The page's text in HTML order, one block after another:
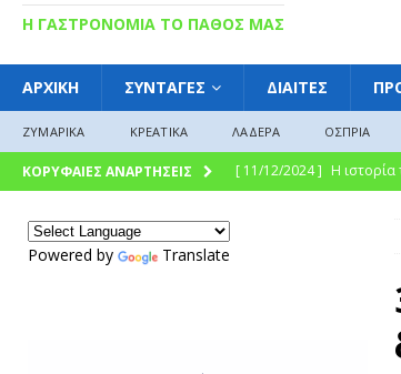
Η ΓΑΣΤΡΟΝΟΜΙΑ ΤΟ ΠΑΘΟΣ ΜΑΣ
ΑΡΧΙΚΗ ΣΥΝΤΑΓΕΣ ΔΙΑΙΤΕΣ
ΖΥΜΑΡΙΚΑ ΚΡΕΑΤΙΚΑ ΛΑΔΕΡΑ ΟΣΠΡΙΑ
ΚΟΡΥΦΑΙΕΣ ΑΝΑΡΤΗΣΕΙΣ [ 11/12/2024 ] Η γλυκιά
Γλυκό
Powered by Translate